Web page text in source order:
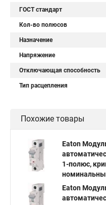
ГОСТ стандарт
Кол-во полюсов
Назначение
Напряжение
Отключающая способность
Тип расцепления
Похожие товары
Eaton
1-полюс,
Eaton